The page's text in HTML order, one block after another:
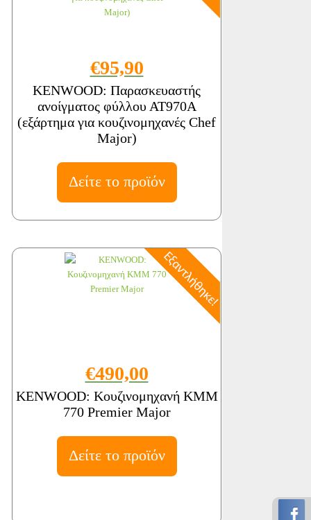
€95,90
KENWOOD: Παρασκευαστής
ανοίγματος φύλλου ΑΤ970Α
(εξάρτημα για κουζινομηχανές Chef
Major)
Δείτε το προϊόν
€490,00
KENWOOD: Κουζινομηχανή KMM
770 Premier Major
Δείτε το προϊόν